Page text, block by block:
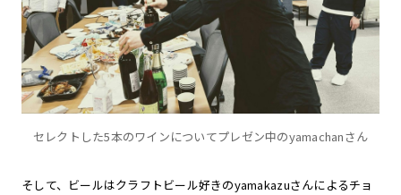
セレクトした5本のワインについてプレゼン中のyamachanさん
そして、ビールはクラフトビール好きのyamakazuさんによるチョ